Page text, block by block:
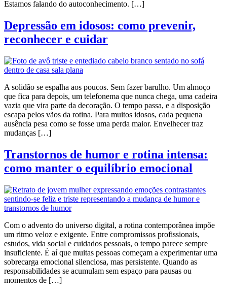
Estamos falando do autoconhecimento. […]
Depressão em idosos: como prevenir,
reconhecer e cuidar
A solidão se espalha aos poucos. Sem fazer barulho. Um almoço
que fica para depois, um telefonema que nunca chega, uma cadeira
vazia que vira parte da decoração. O tempo passa, e a disposição
escapa pelos vãos da rotina. Para muitos idosos, cada pequena
ausência pesa como se fosse uma perda maior. Envelhecer traz
mudanças […]
Transtornos de humor e rotina intensa:
como manter o equilíbrio emocional
Com o advento do universo digital, a rotina contemporânea impõe
um ritmo veloz e exigente. Entre compromissos profissionais,
estudos, vida social e cuidados pessoais, o tempo parece sempre
insuficiente. É aí que muitas pessoas começam a experimentar uma
sobrecarga emocional silenciosa, mas persistente. Quando as
responsabilidades se acumulam sem espaço para pausas ou
momentos de […]